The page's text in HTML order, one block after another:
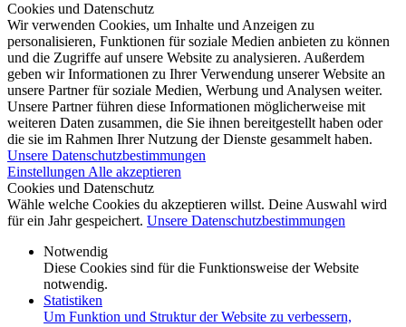
Cookies und Datenschutz
Wir verwenden Cookies, um Inhalte und Anzeigen zu
personalisieren, Funktionen für soziale Medien anbieten zu können
und die Zugriffe auf unsere Website zu analysieren. Außerdem
geben wir Informationen zu Ihrer Verwendung unserer Website an
unsere Partner für soziale Medien, Werbung und Analysen weiter.
Unsere Partner führen diese Informationen möglicherweise mit
weiteren Daten zusammen, die Sie ihnen bereitgestellt haben oder
die sie im Rahmen Ihrer Nutzung der Dienste gesammelt haben.
Unsere Datenschutzbestimmungen
EinstellungenAlle akzeptieren
Cookies und Datenschutz
Wähle welche Cookies du akzeptieren willst. Deine Auswahl wird
für ein Jahr gespeichert. Unsere Datenschutzbestimmungen
Notwendig
Diese Cookies sind für die Funktionsweise der Website
notwendig.
Statistiken
Um Funktion und Struktur der Website zu verbessern,